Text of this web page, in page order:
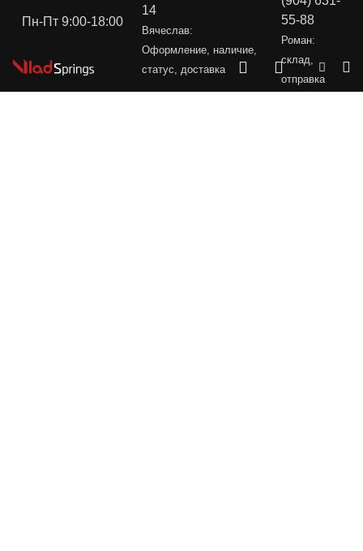
Пн-Пт 9:00-18:00
14
Вячеслав:
Оформление, наличие,
статус, доставка
55-88
Роман:
склад,
отправка